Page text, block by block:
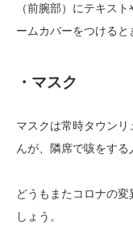
（前腕部）にテキス
ームカバーをつけると
・マスク
マスクは常時タウン
んが、隣席で咳をする
どうもまたコロナの
しょう。